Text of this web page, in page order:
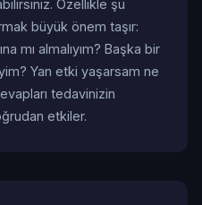
Özellikle şu
büyük önem taşır:
mı almalıyım? Başka bir
Yan etki yaşarsam ne
tedavinizin
etkiler.